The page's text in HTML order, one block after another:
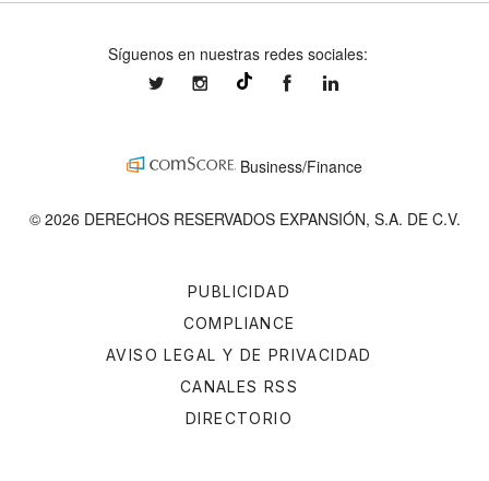
PUBLICIDAD
COMPLIANCE
AVISO LEGAL Y DE PRIVACIDAD
CANALES RSS
DIRECTORIO
Síguenos en nuestras redes sociales:
expansionmxexpansionmx ExpansionMex
Business/Finance
© 2026 DERECHOS RESERVADOS EXPANSIÓN, S.A. DE C.V.